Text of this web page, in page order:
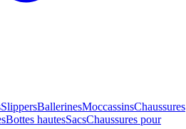
SlippersBallerinesMoccassinsChaussures
Bottes hautesSacsChaussures pour